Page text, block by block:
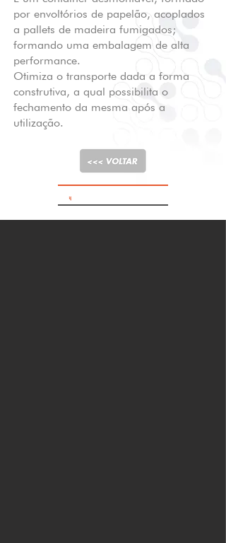
por envoltórios de papelão, acoplados
a pallets de madeira fumigados;
formando uma embalagem de alta
performance.
Otimiza o transporte dada a forma
construtiva, a qual possibilita o
fechamento da mesma após a
utilização.